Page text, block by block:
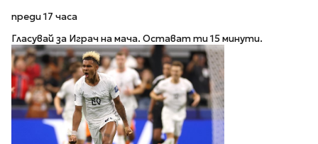
преди 17 часа
Гласувай за Играч на мача. Остават ти 15 минути.